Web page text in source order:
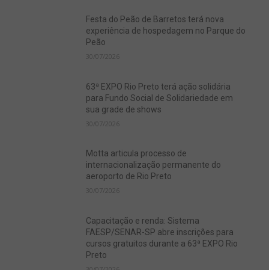
Festa do Peão de Barretos terá nova
experiência de hospedagem no Parque do
Peão
30/07/2026
63ª EXPO Rio Preto terá ação solidária
para Fundo Social de Solidariedade em
sua grade de shows
30/07/2026
Motta articula processo de
internacionalização permanente do
aeroporto de Rio Preto
30/07/2026
Capacitação e renda: Sistema
FAESP/SENAR-SP abre inscrições para
cursos gratuitos durante a 63ª EXPO Rio
Preto